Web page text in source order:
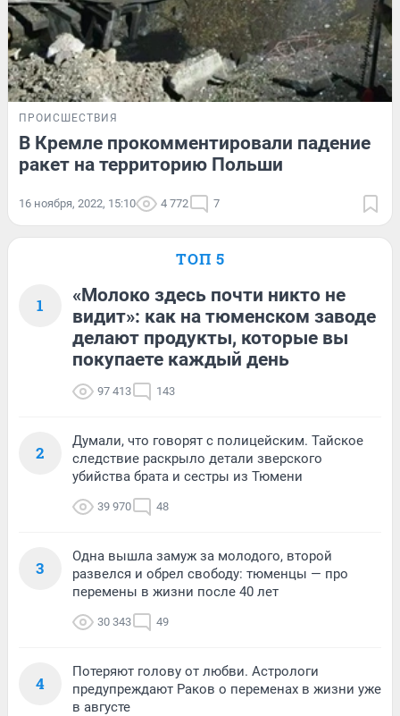
ПРОИСШЕСТВИЯ
В Кремле прокомментировали падение
ракет на территорию Польши
16 ноября, 2022, 15:10 4 772 7
ТОП 5
1
«Молоко здесь почти никто не
видит»: как на тюменском заводе
делают продукты, которые вы
покупаете каждый день
97 413 143
2
Думали, что говорят с полицейским. Тайское
следствие раскрыло детали зверского
убийства брата и сестры из Тюмени
39 970 48
3
Одна вышла замуж за молодого, второй
развелся и обрел свободу: тюменцы — про
перемены в жизни после 40 лет
30 343 49
4
Потеряют голову от любви. Астрологи
предупреждают Раков о переменах в жизни уже
в августе